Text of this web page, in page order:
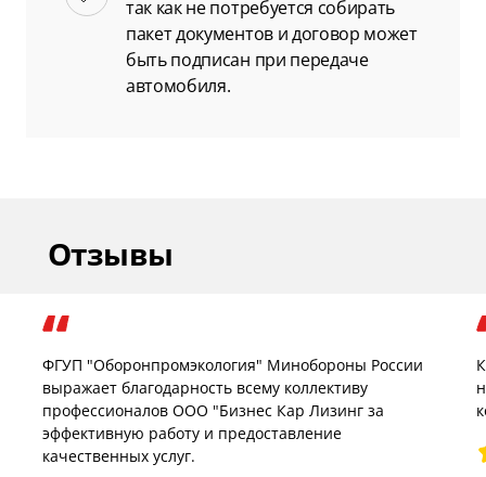
так как не потребуется собирать
пакет документов и договор может
быть подписан при передаче
автомобиля.
Отзывы
ФГУП "Оборонпромэкология" Минобороны России
выражает благодарность всему коллективу
профессионалов ООО "Бизнес Кар Лизинг за
эффективную работу и предоставление
качественных услуг.